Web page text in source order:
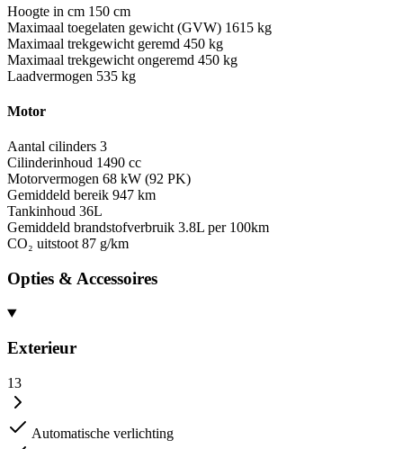
Hoogte in cm 150 cm
Maximaal toegelaten gewicht (GVW) 1615 kg
Maximaal trekgewicht geremd 450 kg
Maximaal trekgewicht ongeremd 450 kg
Laadvermogen 535 kg
Motor
Aantal cilinders 3
Cilinderinhoud 1490 cc
Motorvermogen 68 kW (92 PK)
Gemiddeld bereik 947 km
Tankinhoud 36L
Gemiddeld brandstofverbruik 3.8L per 100km
CO₂ uitstoot 87 g/km
Opties & Accessoires
Exterieur
13
Automatische verlichting